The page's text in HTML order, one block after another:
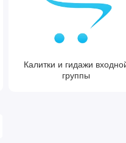
Калитки и гидажи
группы